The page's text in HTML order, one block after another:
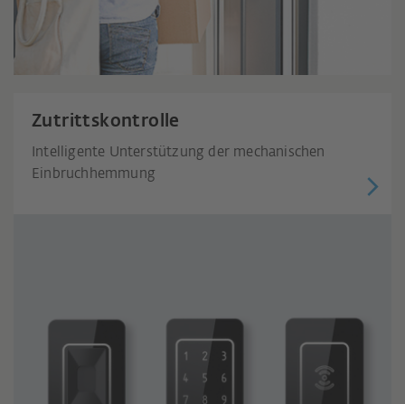
Zutrittskontrolle
Intelligente Unterstützung der mechanischen
Einbruchhemmung